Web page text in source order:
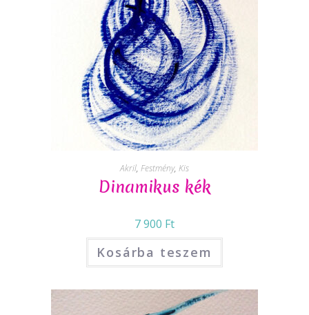
Akril, Festmény, Kis
Dinamikus kék
7 900 Ft
Kosárba teszem